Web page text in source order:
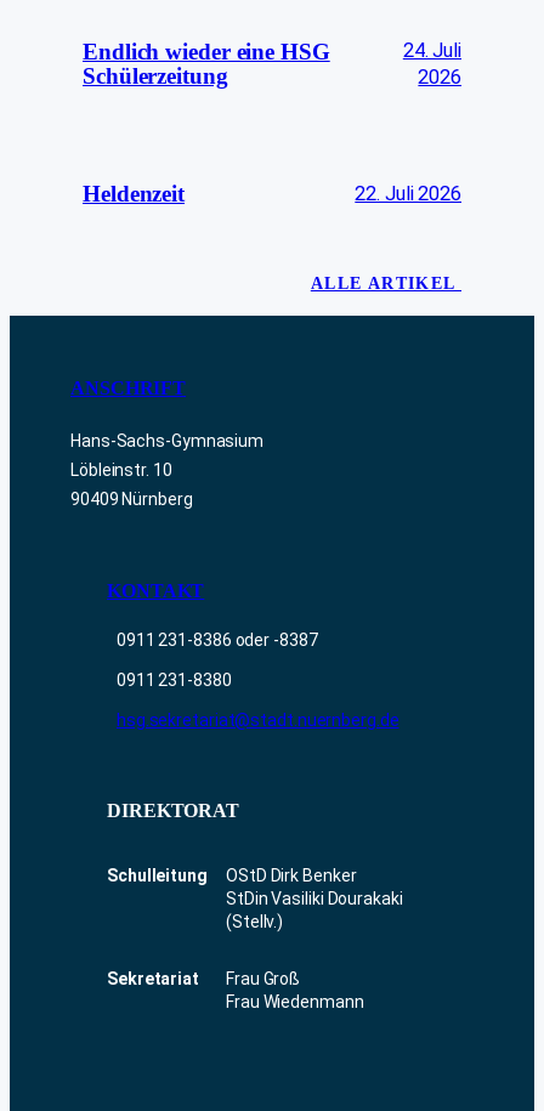
Endlich wieder eine HSG
Schülerzeitung
24. Juli
2026
Heldenzeit 22. Juli 2026
ALLE ARTIKEL
ANSCHRIFT
Hans-Sachs-Gymnasium
Löbleinstr. 10
90409 Nürnberg
KONTAKT
0911 231-8386 oder -8387
0911 231-8380
hsg.sekretariat@stadt.nuernberg.de
DIREKTORAT
Schulleitung
OStD Dirk Benker
StDin Vasiliki Dourakaki
(Stellv.)
Sekretariat
Frau Groß
Frau Wiedenmann